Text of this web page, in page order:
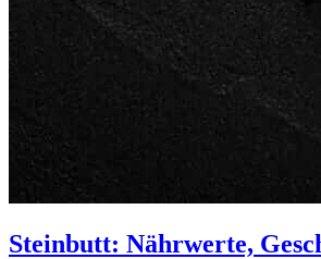
Steinbutt: Nährwerte,